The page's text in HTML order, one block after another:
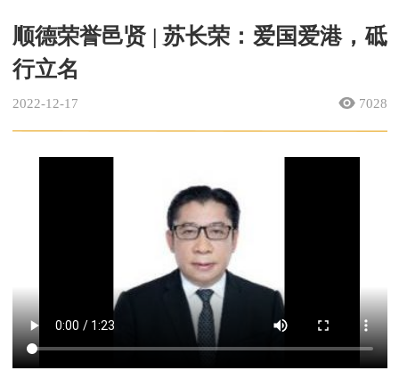
顺德荣誉邑贤 | 苏长荣：爱国爱港，砥
行立名
2022-12-17 7028